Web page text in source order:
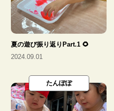
夏の遊び振り返りPart.1 🌻
2024.09.01
たんぽぽ